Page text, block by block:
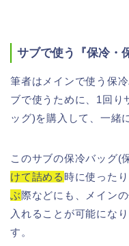
サブで使う『保冷・
筆者はメインで使う保
ブで使うために、1回り
ッグ)を購入して、一緒
このサブの保冷バッグ(
けて詰める時に使った
ぶ 際などにも、メイン
入れることが可能にな
す。